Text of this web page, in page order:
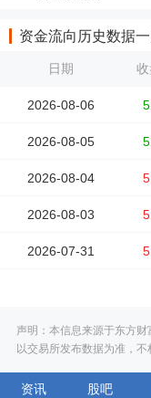
资金流向历史数据
日期
2026-08-06
2026-08-05
2026-08-04
2026-08-03
2026-07-31
声明：本信息来源于东方
以交易所发布数据为准，不
资讯 股吧